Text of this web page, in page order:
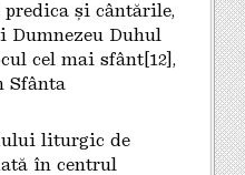
și cântările,
Duhul
cel mai sfânt[12],
Sfânta
liturgic de
în centrul